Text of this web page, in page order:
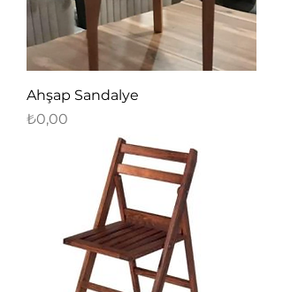
Ahşap Sandalye
Fiyat
₺0,00